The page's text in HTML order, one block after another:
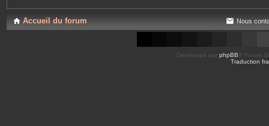
Accueil du forum Nous
Développé par phpBB ® Forum
Traduction